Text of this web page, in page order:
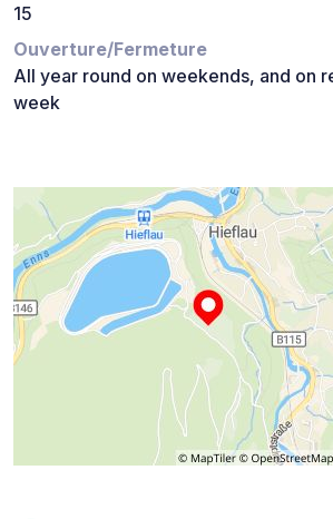
15
Ouverture/Fermeture
All year round on weekends, and on
week